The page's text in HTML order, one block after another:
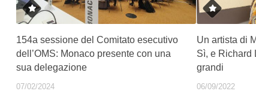
154a sessione del Comitato esecutivo
dell’OMS: Monaco presente con una
sua delegazione
07/02/2024
Un artista di
Sì, e Richard
grandi
06/09/2022